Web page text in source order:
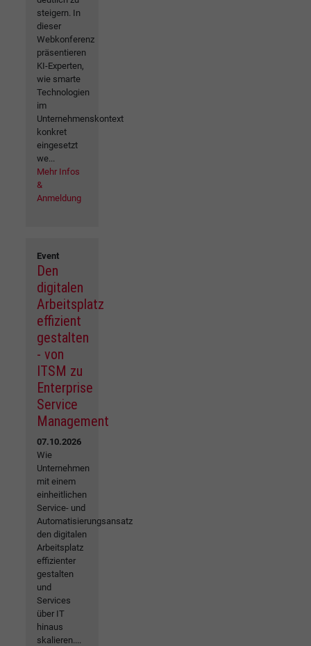
steigern. In
dieser
Webkonferenz
präsentieren
KI-Experten,
wie smarte
Technologien
im
Unternehmenskontext
konkret
eingesetzt
we...
Mehr Infos
&
Anmeldung
Event
Den
digitalen
Arbeitsplatz
effizient
gestalten
- von
ITSM zu
Enterprise
Service
Management
07.10.2026
Wie
Unternehmen
mit einem
einheitlichen
Service- und
Automatisierungsansatz
den digitalen
Arbeitsplatz
effizienter
gestalten
und
Services
über IT
hinaus
skalieren....